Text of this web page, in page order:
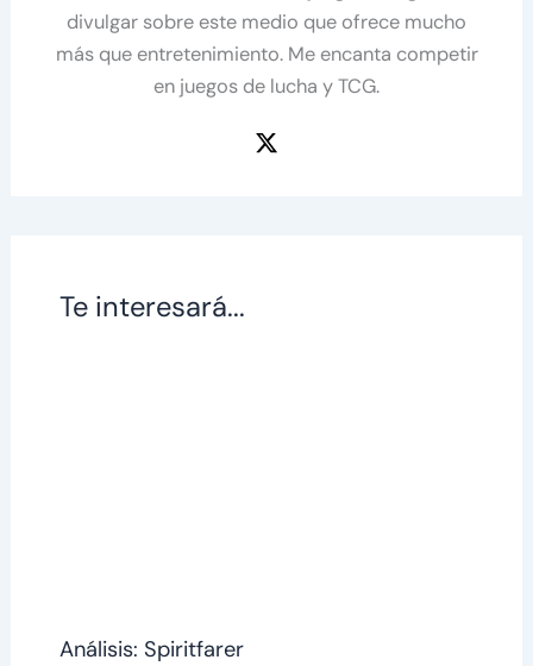
divulgar sobre este medio que ofrece mucho
más que entretenimiento. Me encanta competir
en juegos de lucha y TCG.
Te interesará...
Análisis: Spiritfarer